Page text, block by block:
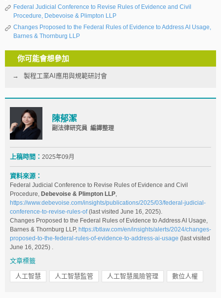
Federal Judicial Conference to Revise Rules of Evidence and Civil
Procedure, Debevoise & Plimpton LLP
Changes Proposed to the Federal Rules of Evidence to Address AI Usage,
Barnes & Thornburg LLP
你可能會想參加
製程工業AI應用與規範研討會
陳郁潔
副法律研究員 編譯整理
上稿時間： 2025年09月
資料來源：
Federal Judicial Conference to Revise Rules of Evidence and Civil
Procedure, Debevoise & Plimpton LLP,
https://www.debevoise.com/insights/publications/2025/03/federal-judicial-
conference-to-revise-rules-of(last visited June 16, 2025).
Changes Proposed to the Federal Rules of Evidence to Address AI Usage,
Barnes & Thornburg LLP, https://btlaw.com/en/insights/alerts/2024/changes-
proposed-to-the-federal-rules-of-evidence-to-address-ai-usage (last visited
June 16, 2025) .
文章標籤
人工智慧 人工智慧監管 人工智慧風險管理 數位人權